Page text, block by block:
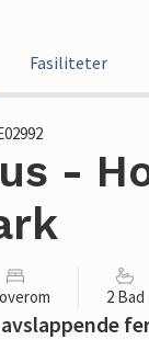
Fasiliteter
-
2 Bad